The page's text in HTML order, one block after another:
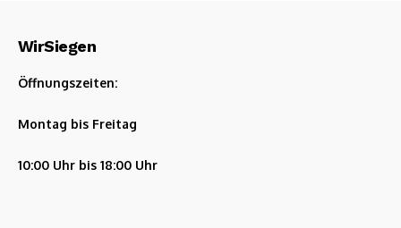
WirSiegen
Öffnungszeiten:
Montag bis Freitag
10:00 Uhr bis 18:00 Uhr